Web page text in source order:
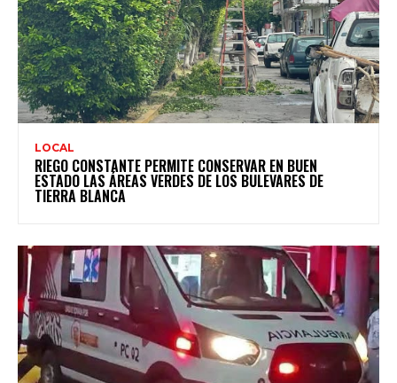
LOCAL
RIEGO CONSTANTE PERMITE CONSERVAR EN BUEN
ESTADO LAS ÁREAS VERDES DE LOS BULEVARES DE
TIERRA BLANCA